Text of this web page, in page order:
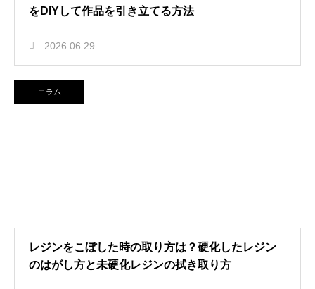
をDIYして作品を引き立てる方法
2026.06.29
コラム
レジンをこぼした時の取り方は？硬化したレジン
のはがし方と未硬化レジンの拭き取り方